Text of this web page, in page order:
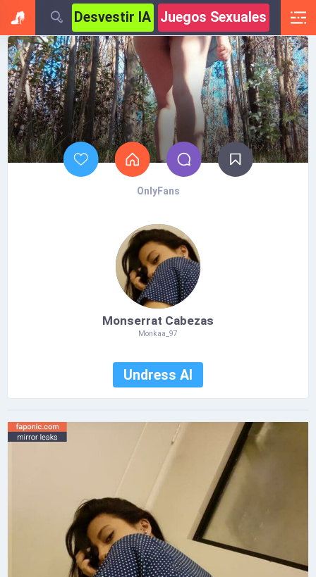
Desvestir IA Juegos Sexuales
OnlyFans
Monserrat Cabezas
Monkaa_97
Undress AI